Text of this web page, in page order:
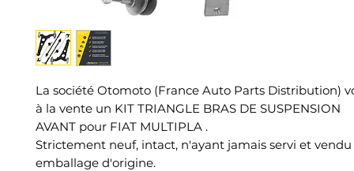
La société Otomoto (France Auto Parts Distribution)
à la vente un KIT TRIANGLE BRAS DE SUSPENSION
AVANT pour FIAT MULTIPLA .
Strictement neuf, intact, n'ayant jamais servi et vendu
emballage d'origine.